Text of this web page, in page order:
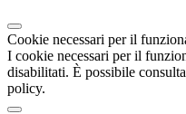
Cookie necessari per il
I cookie necessari per il
disabilitati. È possibile
policy.